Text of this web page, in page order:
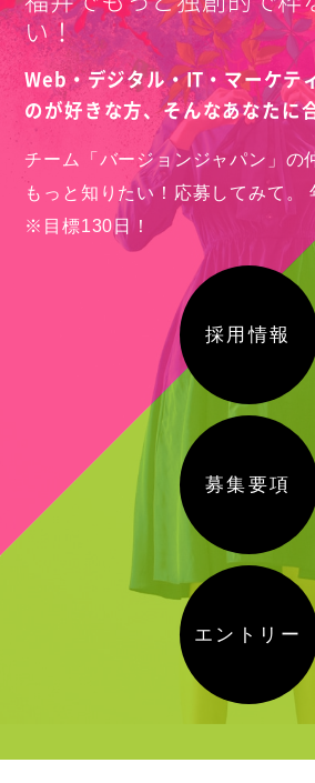
い！
Web・デジタル・IT・マーケテ
のが好きな方、そんなあなたに
チーム「バージョンジャパン」の
もっと知りたい！応募してみて。
※目標130日！
採用情報
募集要項
エントリー